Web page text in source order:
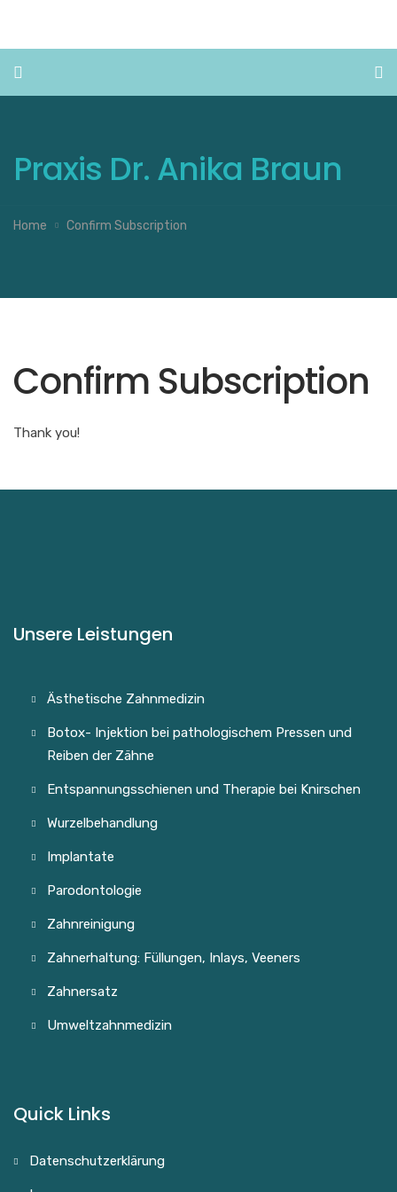
Praxis Dr. Anika Braun
Home Confirm Subscription
Confirm Subscription
Thank you!
Unsere Leistungen
Ästhetische Zahnmedizin
Botox- Injektion bei pathologischem Pressen und
Reiben der Zähne
Entspannungsschienen und Therapie bei Knirschen
Wurzelbehandlung
Implantate
Parodontologie
Zahnreinigung
Zahnerhaltung: Füllungen, Inlays, Veeners
Zahnersatz
Umweltzahnmedizin
Quick Links
Datenschutzerklärung